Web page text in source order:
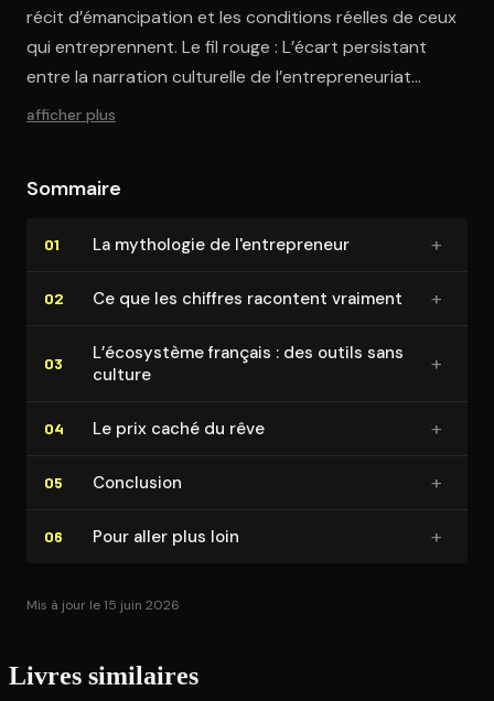
récit d’émancipation et les conditions réelles de ceux
qui entreprennent. Le fil rouge : L’écart persistant
entre la narration culturelle de l’entrepreneuriat
comme accomplissement personnel et la réalité
survie rend presque invisible.
afficher plus
Sommaire
01 La mythologie de l'en­tre­pre­neur +
02 Ce que les chiffres racontent vraiment +
03
L’écosystème français : des outils sans
culture
+
04 Le prix caché du rêve +
05 Conclusion +
06 Pour aller plus loin +
Mis à jour le 15 juin 2026
Livres similaires